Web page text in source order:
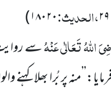
،الحدیث:۱۸۰۲۰)
اللّٰہُ تَعَالٰی عَنْہُسے
پر بُرا بھلا کہنے